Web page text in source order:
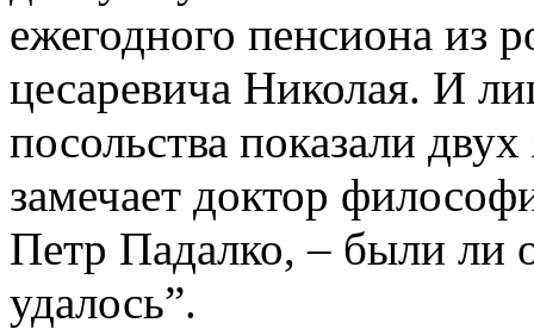
ежегодного пенсиона из
цесаревича Николая. И
посольства показали
замечает доктор
Петр Падалко, – были
удалось”.